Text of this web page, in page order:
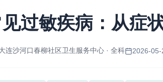
过敏疾病：从症
连沙河口春柳社区卫生服务中心 · 全科 2026-